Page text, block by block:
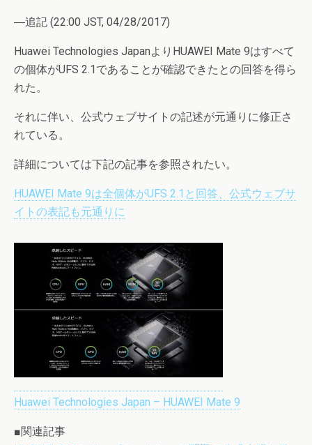
―追記 (22:00 JST, 04/28/2017)
Huawei Technologies JapanよりHUAWEI Mate 9はすべて
の個体がUFS 2.1であることが確認できたとの回答を得ら
れた。
それに伴い、公式ウェブサイトの記述が元通りに修正さ
れている。
詳細については下記の記事を参照されたい。
HUAWEI Mate 9は全個体がUFS 2.1と回答、公式ウェブサ
イトの表記も元通りに
Huawei Technologies Japan – HUAWEI Mate 9
■関連記事